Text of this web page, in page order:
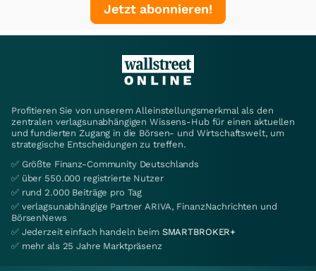
Jetzt abonnieren!
Profitieren Sie von unserem Alleinstellungsmerkmal als den
zentralen verlagsunabhängigen Wissens-Hub für einen aktuellen
und fundierten Zugang in die Börsen- und Wirtschaftswelt, um
strategische Entscheidungen zu treffen.
✅ Größte Finanz-Community Deutschlands
✅ über 550.000 registrierte Nutzer
✅ rund 2.000 Beiträge pro Tag
✅ verlagsunabhängige Partner ARIVA, FinanzNachrichten und
BörsenNews
✅ Jederzeit einfach handeln beim SMARTBROKER+
✅ mehr als 25 Jahre Marktpräsenz